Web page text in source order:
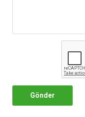
Gönder